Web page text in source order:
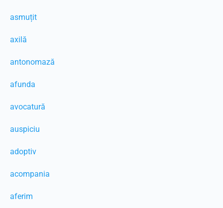
asmuțit
axilă
antonomază
afunda
avocatură
auspiciu
adoptiv
acompania
aferim